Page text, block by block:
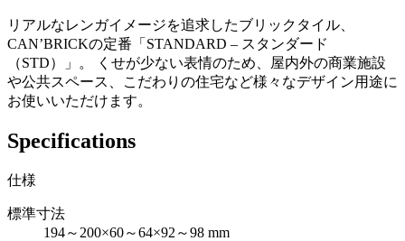
リアルなレンガイメージを追求したブリックタイル、
CAN’BRICKの定番「STANDARD – スタンダード
（STD）」。 くせが少ない表情のため、屋内外の商業施設
や公共スペース、こだわりの住宅など様々なデザイン用途に
お使いいただけます。
Specifications
仕様
標準寸法
194～200×60～64×92～98 mm